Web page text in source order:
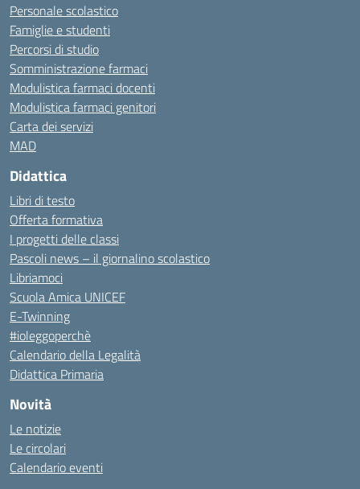
Personale scolastico
Famiglie e studenti
Percorsi di studio
Somministrazione farmaci
Modulistica farmaci docenti
Modulistica farmaci genitori
Carta dei servizi
MAD
Didattica
Libri di testo
Offerta formativa
I progetti delle classi
Pascoli news – il giornalino scolastico
Libriamoci
Scuola Amica UNICEF
E-Twinning
#ioleggoperchè
Calendario della Legalità
Didattica Primaria
Novità
Le notizie
Le circolari
Calendario eventi